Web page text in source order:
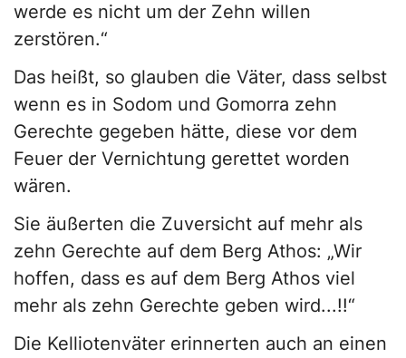
werde es nicht um der Zehn willen
zerstören.“
Das heißt, so glauben die Väter, dass selbst
wenn es in Sodom und Gomorra zehn
Gerechte gegeben hätte, diese vor dem
Feuer der Vernichtung gerettet worden
wären.
Sie äußerten die Zuversicht auf mehr als
zehn Gerechte auf dem Berg Athos: „Wir
hoffen, dass es auf dem Berg Athos viel
mehr als zehn Gerechte geben wird...!!“
Die Kelliotenväter erinnerten auch an einen